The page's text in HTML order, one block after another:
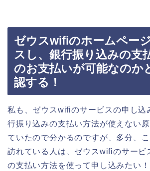
ゼウスwifiのホームペー
スし、銀行振り込みの支
のお支払いが可能なのか
認する！
私も、ゼウスwifiのサービスの申し込
行振り込みの支払い方法が使えない
ていたので分かるのですが、多分、
訪れている人は、ゼウスwifiのサービ
の支払い方法を使って申し込みたい